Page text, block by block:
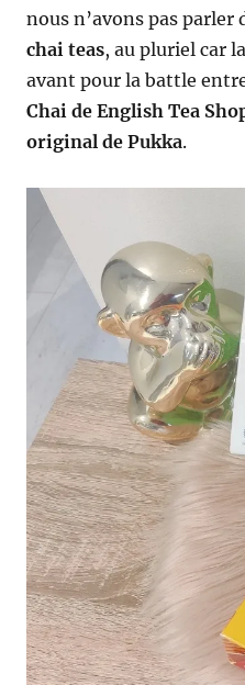
nous n’avons pas
chai teas, au pluriel car
avant pour la battle
Chai de English Tea
original de Pukka.